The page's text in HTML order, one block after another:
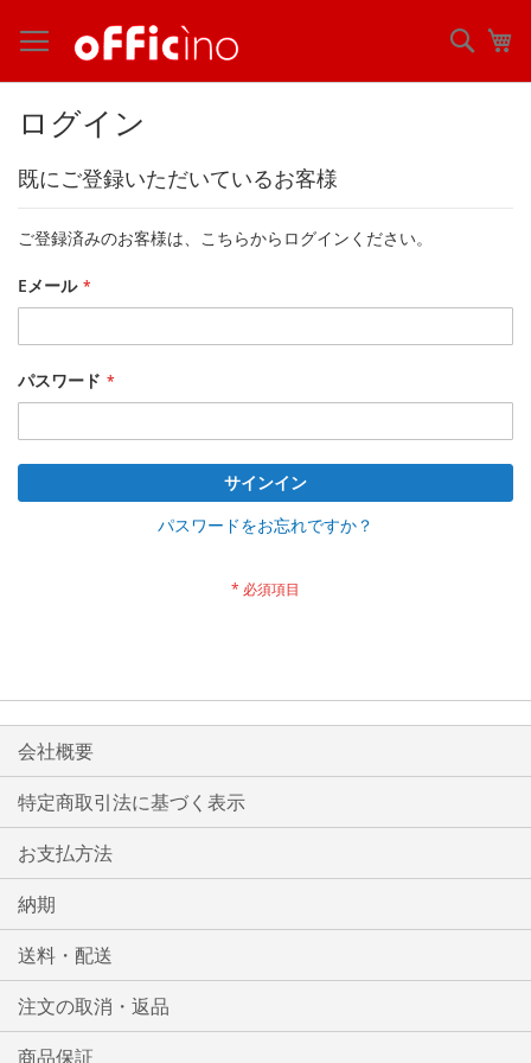
ン
テ
ン
に
キ
検
索
ログイン
既にご登録いただいているお客様
ご登録済みのお客様は、こちらからログインください。
Eメール
パスワード
サインイン
パスワードをお忘れですか？
会社概要
特定商取引法に基づく表示
お支払方法
納期
送料・配送
注文の取消・返品
商品保証